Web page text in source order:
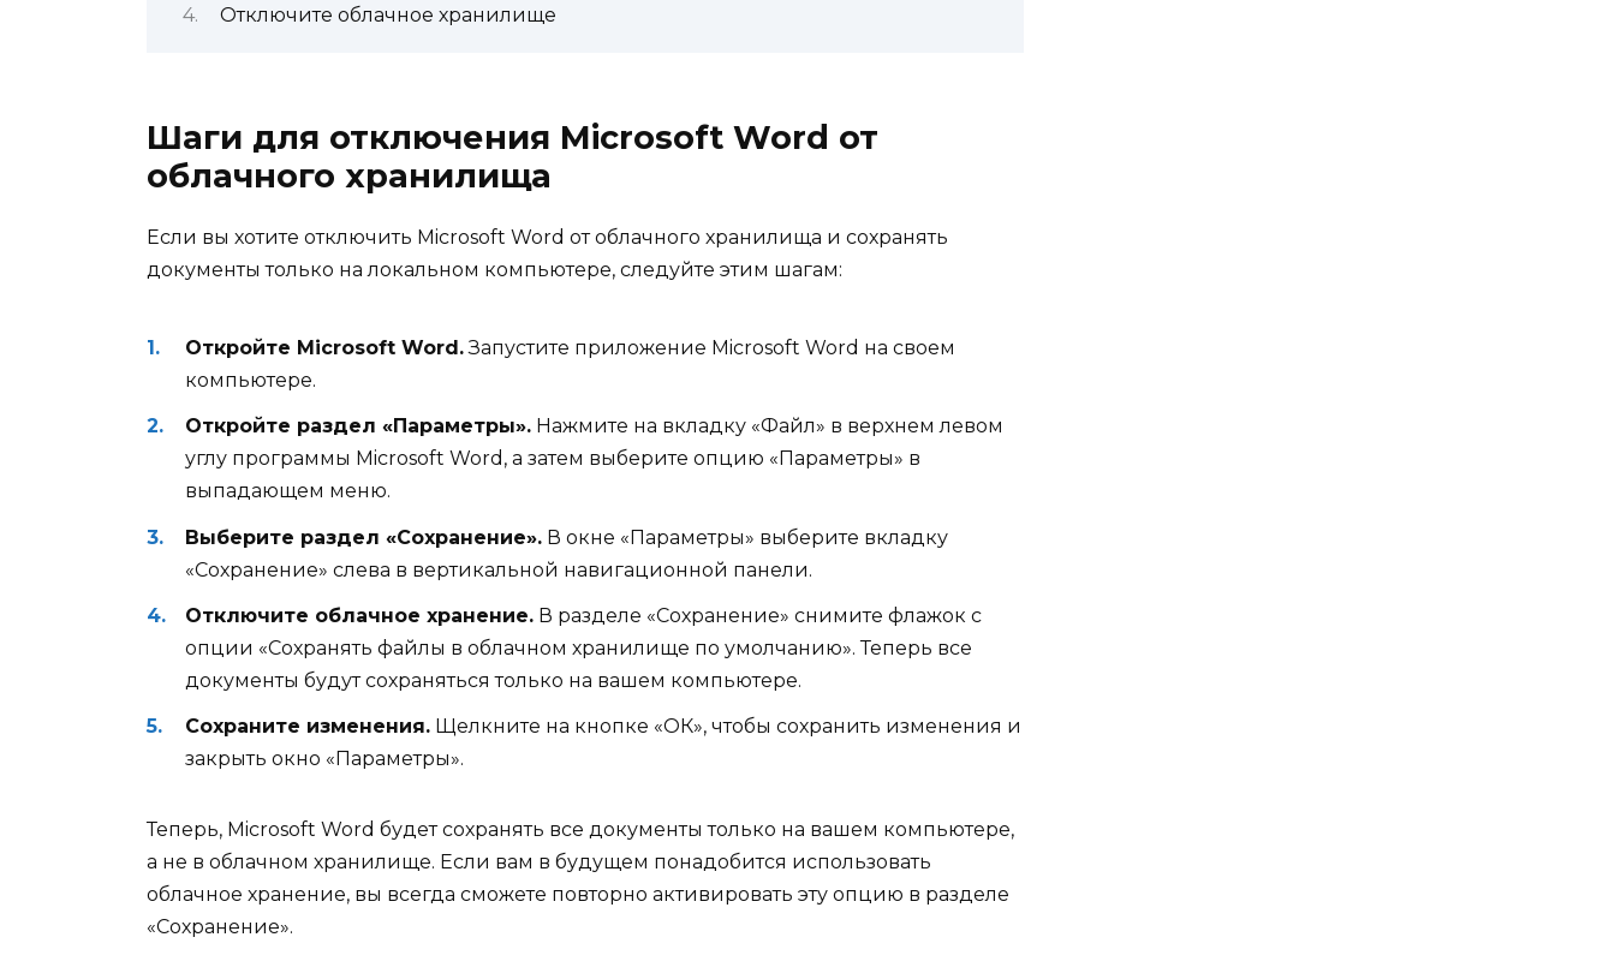
Отключите облачное хранилище
Шаги для отключения Microsoft Word от
облачного хранилища
Если вы хотите отключить Microsoft Word от облачного хранилища и сохранять
документы только на локальном компьютере, следуйте этим шагам:
Откройте Microsoft Word.Запустите приложение Microsoft Word на своем
компьютере.
Откройте раздел «Параметры». Нажмите на вкладку «Файл» в верхнем левом
углу программы Microsoft Word, а затем выберите опцию «Параметры» в
выпадающем меню.
Выберите раздел «Сохранение». В окне «Параметры» выберите вкладку
«Сохранение» слева в вертикальной навигационной панели.
Отключите облачное хранение. В разделе «Сохранение» снимите флажок с
опции «Сохранять файлы в облачном хранилище по умолчанию». Теперь все
документы будут сохраняться только на вашем компьютере.
Сохраните изменения. Щелкните на кнопке «ОК», чтобы сохранить изменения и
закрыть окно «Параметры».
Теперь, Microsoft Word будет сохранять все документы только на вашем компьютере,
а не в облачном хранилище. Если вам в будущем понадобится использовать
облачное хранение, вы всегда сможете повторно активировать эту опцию в разделе
«Сохранение».